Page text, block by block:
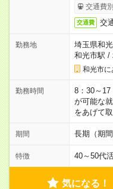
交通費
交通費 交
勤務地
埼玉県和
和光市駅 /
和光市に
勤務時間
8：30～
が可能な
をあげて
期間 長期（期
特徴 40～50代
気になる！